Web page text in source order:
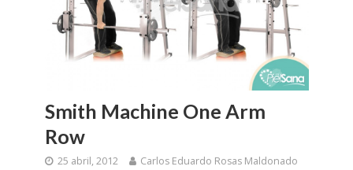
Smith Machine One Arm
Row
25 abril, 2012 Carlos Eduardo Rosas Maldonado